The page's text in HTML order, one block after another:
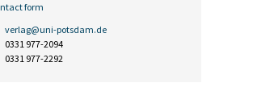
form
verlag@uni-potsdam.de
0331 977-2094
0331 977-2292